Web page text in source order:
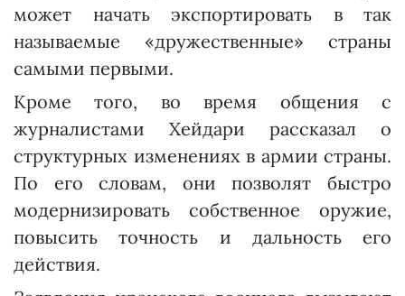
может начать экспортировать в так
называемые «дружественные» страны
самыми первыми.
Кроме того, во время общения с
журналистами Хейдари рассказал о
структурных изменениях в армии страны.
По его словам, они позволят быстро
модернизировать собственное оружие,
повысить точность и дальность его
действия.